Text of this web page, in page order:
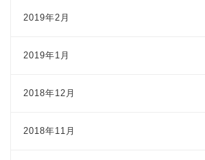
2019年2月
2019年1月
2018年12月
2018年11月